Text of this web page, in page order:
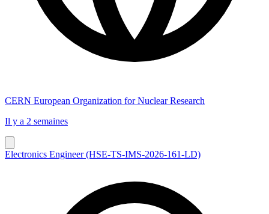
CERN European Organization for Nuclear Research
Il y a 2 semaines
Electronics Engineer (HSE-TS-IMS-2026-161-LD)